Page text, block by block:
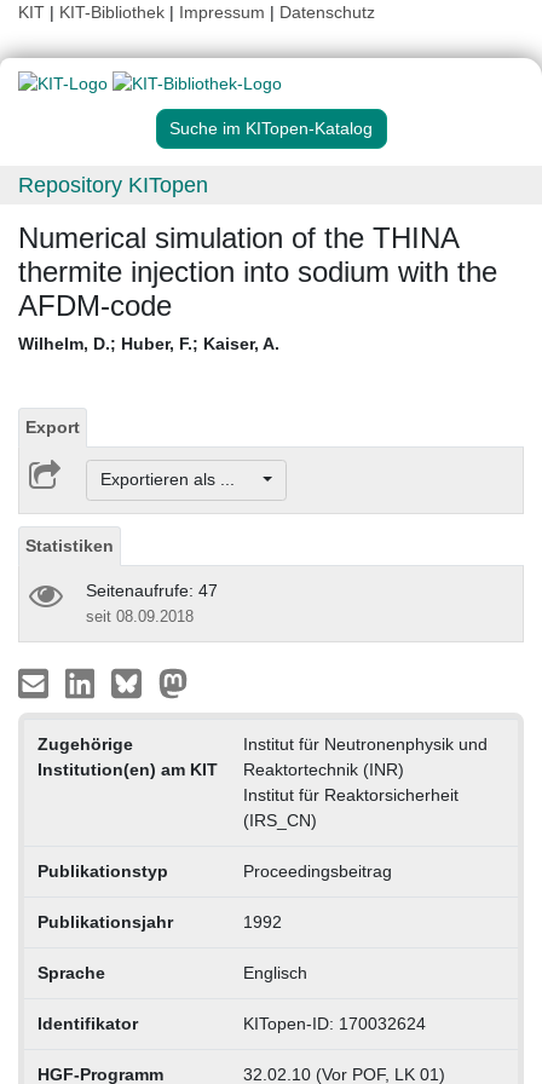
KIT | KIT-Bibliothek | Impressum | Datenschutz
Suche im KITopen-Katalog
Repository KITopen
Numerical simulation of the THINA
thermite injection into sodium with the
AFDM-code
Wilhelm, D.; Huber, F.; Kaiser, A.
Export
Exportieren als ...
Statistiken
Seitenaufrufe: 47
seit 08.09.2018
Zugehörige
Institution(en) am KIT
Institut für Neutronenphysik und
Reaktortechnik (INR)
Institut für Reaktorsicherheit
(IRS_CN)
Publikationstyp Proceedingsbeitrag
Publikationsjahr 1992
Sprache Englisch
Identifikator KITopen-ID: 170032624
HGF-Programm 32.02.10 (Vor POF, LK 01)